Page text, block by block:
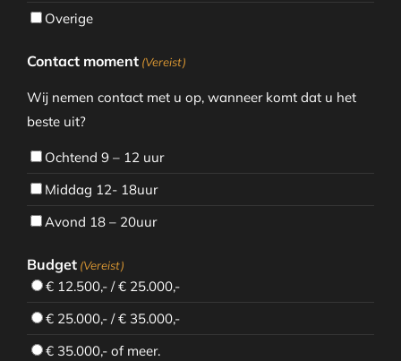
Overige
Contact moment (Vereist)
Wij nemen contact met u op, wanneer komt dat u het
beste uit?
Ochtend 9 – 12 uur
Middag 12- 18uur
Avond 18 – 20uur
Budget (Vereist)
€ 12.500,- / € 25.000,-
€ 25.000,- / € 35.000,-
€ 35.000,- of meer.